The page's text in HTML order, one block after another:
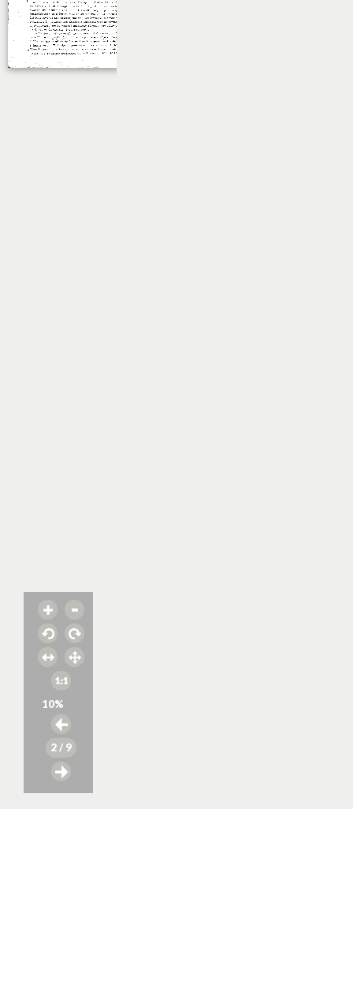
10%
2/ 9